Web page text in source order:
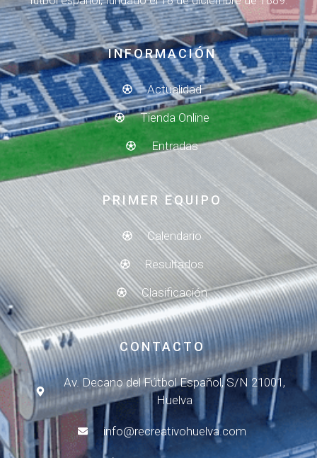
INFORMACIÓN
Actualidad
Tienda Online
Entradas
PRIMER EQUIPO
Calendario
Resultados
Clasificación
CONTACTO
Av. Decano del Fútbol Español, S/N 21001,
Huelva
info@recreativohuelva.com